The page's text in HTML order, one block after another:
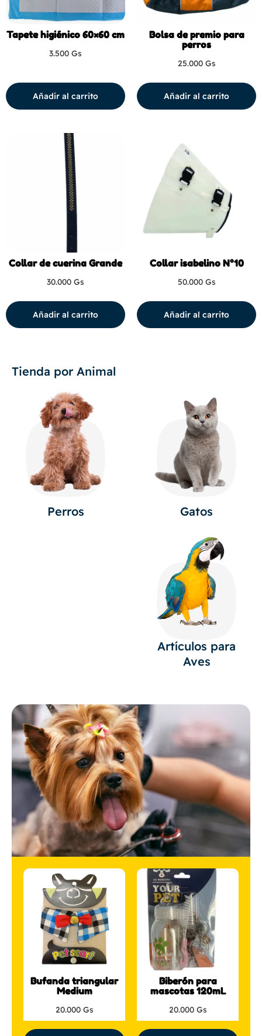
Tapete higiénico 60×60 cm
3.500 Gs
Añadir al carrito
Bolsa de premio para
perros
25.000 Gs
Añadir al carrito
Collar de cuerina Grande
30.000 Gs
Añadir al carrito
Collar isabelino N°10
50.000 Gs
Añadir al carrito
Tienda por Animal
Perros Gatos
Artículos para
Aves
Bufanda triangular
Medium
20.000 Gs
Biberón para
mascotas 120mL
20.000 Gs